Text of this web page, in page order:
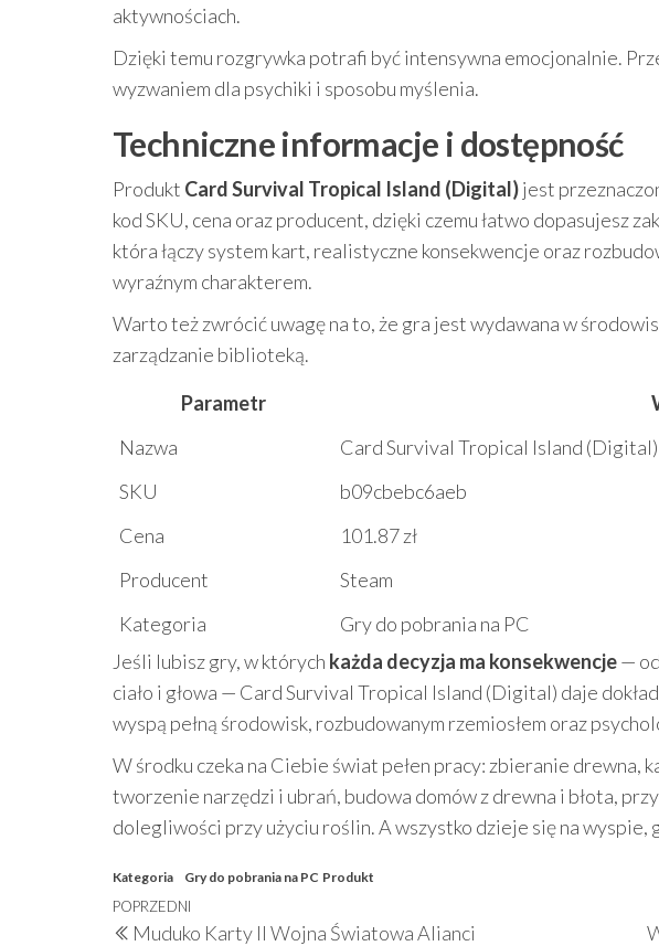
aktywnościach.
Dzięki temu rozgrywka potrafi być intensywna emocjonalnie.
wyzwaniem dla psychiki i sposobu myślenia.
Techniczne informacje i dostępność
Produkt Card Survival Tropical Island (Digital)jest
kod SKU, cena oraz producent, dzięki czemu łatwo dopasujesz
która łączy system kart, realistyczne konsekwencje oraz
wyraźnym charakterem.
Warto też zwrócić uwagę na to, że gra jest wydawana w
zarządzanie biblioteką.
Parametr
Nazwa
Card Survival Tropical Island (Digital)
SKU
b09cbebc6aeb
Cena
101.87 zł
Producent
Steam
Kategoria
Gry do pobrania na PC
Jeśli lubisz gry, w których każda decyzja ma konsekwencje—
ciało i głowa — Card Survival Tropical Island (Digital) daje
wyspą pełną środowisk, rozbudowanym rzemiosłem oraz
W środku czeka na Ciebie świat pełen pracy: zbieranie drewna,
tworzenie narzędzi i ubrań, budowa domów z drewna i błota,
dolegliwości przy użyciu roślin. A wszystko dzieje się na wyspie,
Kategoria Gry do pobrania na PC Produkt
Nawigacja
Poprzedni
wpis
POPRZEDNI
Muduko Karty II Wojna Światowa Alianci